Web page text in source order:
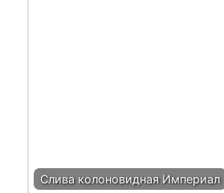
Слива колоновидная Империал